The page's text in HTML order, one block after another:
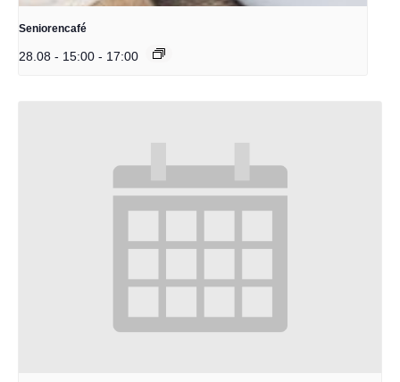
Seniorencafé
28.08 - 15:00 - 17:00